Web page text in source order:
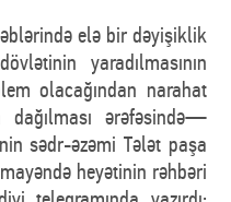
elə bir dəyişiklik
yaradılmasının
olacağından narahat
ərəfəsində—
sədr-əzəmi Tələt paşa
heyətinin rəhbəri